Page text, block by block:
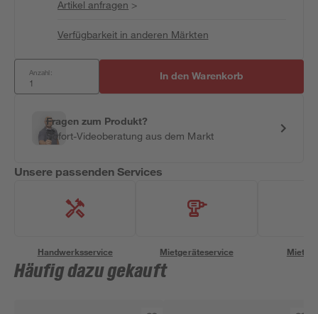
Artikel anfragen >
Verfügbarkeit in anderen Märkten
Anzahl: In den Warenkorb
Fragen zum Produkt?
Sofort-Videoberatung aus dem Markt
Unsere passenden Services
Handwerksservice Mietgeräteservice
Häufig dazu gekauft